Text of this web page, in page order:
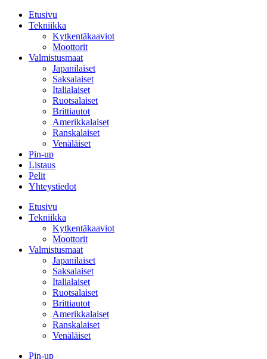
Etusivu
Tekniikka
Kytkentäkaaviot
Moottorit
Valmistusmaat
Japanilaiset
Saksalaiset
Italialaiset
Ruotsalaiset
Brittiautot
Amerikkalaiset
Ranskalaiset
Venäläiset
Pin-up
Listaus
Pelit
Yhteystiedot
Etusivu
Tekniikka
Kytkentäkaaviot
Moottorit
Valmistusmaat
Japanilaiset
Saksalaiset
Italialaiset
Ruotsalaiset
Brittiautot
Amerikkalaiset
Ranskalaiset
Venäläiset
Pin-up